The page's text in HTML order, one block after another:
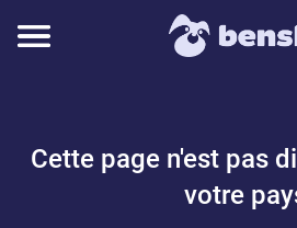
Cette page n'est pas
votre